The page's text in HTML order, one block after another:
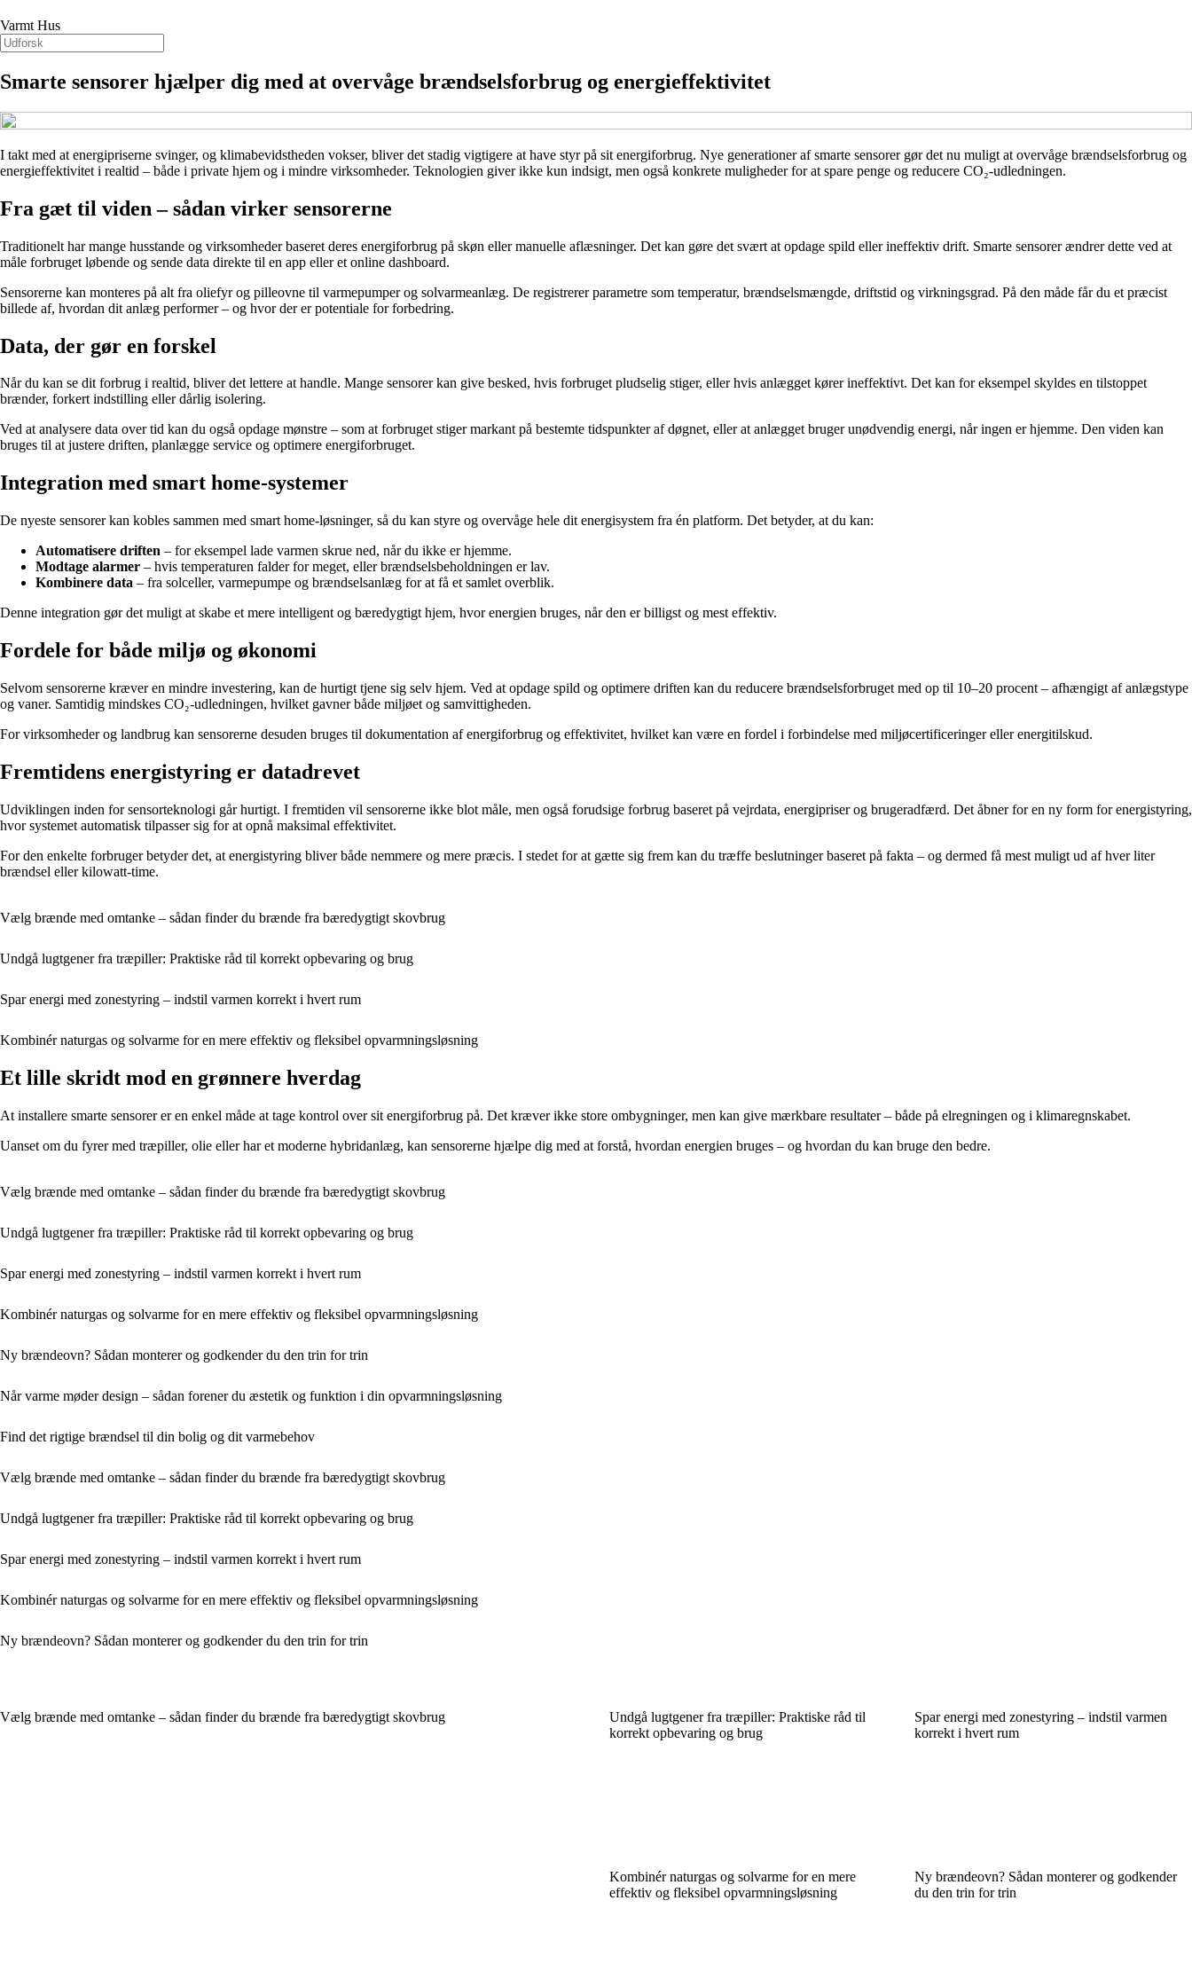
Varmt Hus
Smarte sensorer hjælper dig med at overvåge brændselsforbrug og energieffektivitet
I takt med at energipriserne svinger, og klimabevidstheden vokser, bliver det stadig vigtigere at have styr på sit energiforbrug. Nye generationer af smarte sensorer gør det nu muligt at overvåge brændselsforbrug og
energieffektivitet i realtid – både i private hjem og i mindre virksomheder. Teknologien giver ikke kun indsigt, men også konkrete muligheder for at spare penge og reducere CO₂-udledningen.
Fra gæt til viden – sådan virker sensorerne
Traditionelt har mange husstande og virksomheder baseret deres energiforbrug på skøn eller manuelle aflæsninger. Det kan gøre det svært at opdage spild eller ineffektiv drift. Smarte sensorer ændrer dette ved at
måle forbruget løbende og sende data direkte til en app eller et online dashboard.
Sensorerne kan monteres på alt fra oliefyr og pilleovne til varmepumper og solvarmeanlæg. De registrerer parametre som temperatur, brændselsmængde, driftstid og virkningsgrad. På den måde får du et præcist
billede af, hvordan dit anlæg performer – og hvor der er potentiale for forbedring.
Data, der gør en forskel
Når du kan se dit forbrug i realtid, bliver det lettere at handle. Mange sensorer kan give besked, hvis forbruget pludselig stiger, eller hvis anlægget kører ineffektivt. Det kan for eksempel skyldes en tilstoppet
brænder, forkert indstilling eller dårlig isolering.
Ved at analysere data over tid kan du også opdage mønstre – som at forbruget stiger markant på bestemte tidspunkter af døgnet, eller at anlægget bruger unødvendig energi, når ingen er hjemme. Den viden kan
bruges til at justere driften, planlægge service og optimere energiforbruget.
Integration med smart home-systemer
De nyeste sensorer kan kobles sammen med smart home-løsninger, så du kan styre og overvåge hele dit energisystem fra én platform. Det betyder, at du kan:
Automatisere driften – for eksempel lade varmen skrue ned, når du ikke er hjemme.
Modtage alarmer – hvis temperaturen falder for meget, eller brændselsbeholdningen er lav.
Kombinere data – fra solceller, varmepumpe og brændselsanlæg for at få et samlet overblik.
Denne integration gør det muligt at skabe et mere intelligent og bæredygtigt hjem, hvor energien bruges, når den er billigst og mest effektiv.
Fordele for både miljø og økonomi
Selvom sensorerne kræver en mindre investering, kan de hurtigt tjene sig selv hjem. Ved at opdage spild og optimere driften kan du reducere brændselsforbruget med op til 10–20 procent – afhængigt af anlægstype
og vaner. Samtidig mindskes CO₂-udledningen, hvilket gavner både miljøet og samvittigheden.
For virksomheder og landbrug kan sensorerne desuden bruges til dokumentation af energiforbrug og effektivitet, hvilket kan være en fordel i forbindelse med miljøcertificeringer eller energitilskud.
Fremtidens energistyring er datadrevet
Udviklingen inden for sensorteknologi går hurtigt. I fremtiden vil sensorerne ikke blot måle, men også forudsige forbrug baseret på vejrdata, energipriser og brugeradfærd. Det åbner for en ny form for energistyring,
hvor systemet automatisk tilpasser sig for at opnå maksimal effektivitet.
For den enkelte forbruger betyder det, at energistyring bliver både nemmere og mere præcis. I stedet for at gætte sig frem kan du træffe beslutninger baseret på fakta – og dermed få mest muligt ud af hver liter
brændsel eller kilowatt-time.
Vælg brænde med omtanke – sådan finder du brænde fra bæredygtigt skovbrug
Undgå lugtgener fra træpiller: Praktiske råd til korrekt opbevaring og brug
Spar energi med zonestyring – indstil varmen korrekt i hvert rum
Kombinér naturgas og solvarme for en mere effektiv og fleksibel opvarmningsløsning
Et lille skridt mod en grønnere hverdag
At installere smarte sensorer er en enkel måde at tage kontrol over sit energiforbrug på. Det kræver ikke store ombygninger, men kan give mærkbare resultater – både på elregningen og i klimaregnskabet.
Uanset om du fyrer med træpiller, olie eller har et moderne hybridanlæg, kan sensorerne hjælpe dig med at forstå, hvordan energien bruges – og hvordan du kan bruge den bedre.
Vælg brænde med omtanke – sådan finder du brænde fra bæredygtigt skovbrug
Undgå lugtgener fra træpiller: Praktiske råd til korrekt opbevaring og brug
Spar energi med zonestyring – indstil varmen korrekt i hvert rum
Kombinér naturgas og solvarme for en mere effektiv og fleksibel opvarmningsløsning
Ny brændeovn? Sådan monterer og godkender du den trin for trin
Når varme møder design – sådan forener du æstetik og funktion i din opvarmningsløsning
Find det rigtige brændsel til din bolig og dit varmebehov
Vælg brænde med omtanke – sådan finder du brænde fra bæredygtigt skovbrug
Undgå lugtgener fra træpiller: Praktiske råd til korrekt opbevaring og brug
Spar energi med zonestyring – indstil varmen korrekt i hvert rum
Kombinér naturgas og solvarme for en mere effektiv og fleksibel opvarmningsløsning
Ny brændeovn? Sådan monterer og godkender du den trin for trin
Vælg brænde med omtanke – sådan finder du brænde fra bæredygtigt skovbrug
Undgå lugtgener fra træpiller: Praktiske råd til
korrekt opbevaring og brug
Spar energi med zonestyring – indstil varmen
korrekt i hvert rum
Kombinér naturgas og solvarme for en mere
effektiv og fleksibel opvarmningsløsning
Ny brændeovn? Sådan monterer og godkender
du den trin for trin